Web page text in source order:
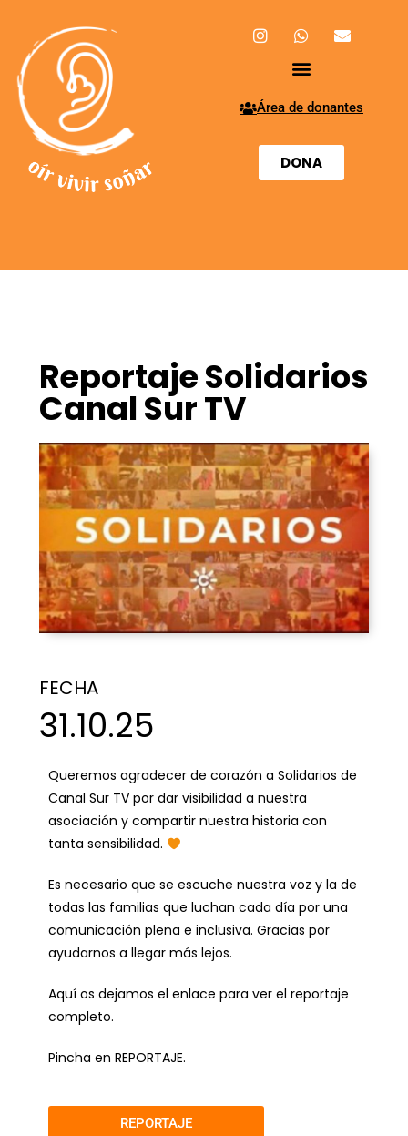
Área de donantes
DONA
Reportaje Solidarios
Canal Sur TV
FECHA
31.10.25
Queremos agradecer de corazón a Solidarios de
Canal Sur TV por dar visibilidad a nuestra
asociación y compartir nuestra historia con
tanta sensibilidad.
Es necesario que se escuche nuestra voz y la de
todas las familias que luchan cada día por una
comunicación plena e inclusiva. Gracias por
ayudarnos a llegar más lejos.
Aquí os dejamos el enlace para ver el reportaje
completo.
Pincha en REPORTAJE.
REPORTAJE